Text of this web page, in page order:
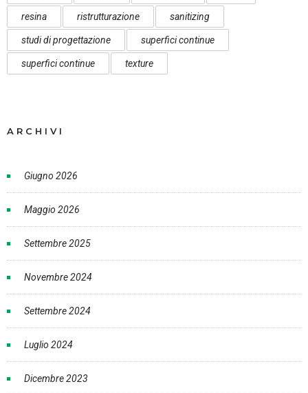
resina ristrutturazione sanitizing
studi di progettazione superfici continue
superfici continue texture
ARCHIVI
Giugno 2026
Maggio 2026
Settembre 2025
Novembre 2024
Settembre 2024
Luglio 2024
Dicembre 2023